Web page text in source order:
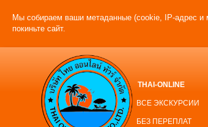
Мы собираем ваши метаданные (cookie, IP-адрес и
покиньте сайт.
THAI-ONLINE
ВСЕ ЭКСКУРСИИ
БЕЗ ПЕРЕПЛАТ